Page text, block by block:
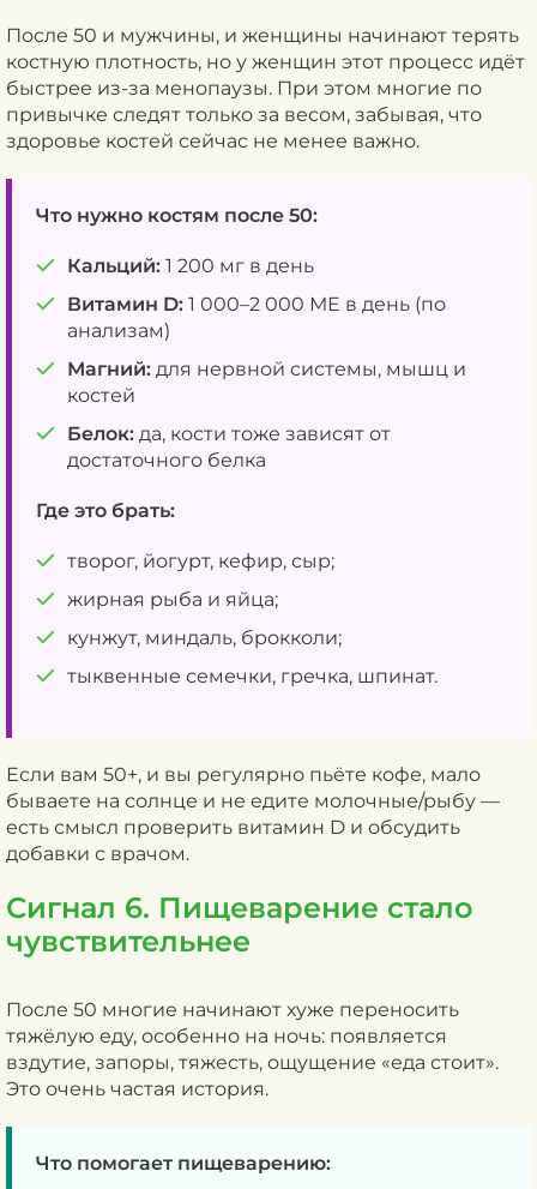
После 50 и мужчины, и женщины начинают терять
костную плотность, но у женщин этот процесс идёт
быстрее из-за менопаузы. При этом многие по
привычке следят только за весом, забывая, что
здоровье костей сейчас не менее важно.
Что нужно костям после 50:
Кальций: 1 200 мг в день
Витамин D: 1 000–2 000 МЕ в день (по
анализам)
Магний: для нервной системы, мышц и
костей
Белок: да, кости тоже зависят от
достаточного белка
Где это брать:
творог, йогурт, кефир, сыр;
жирная рыба и яйца;
кунжут, миндаль, брокколи;
тыквенные семечки, гречка, шпинат.
Если вам 50+, и вы регулярно пьёте кофе, мало
бываете на солнце и не едите молочные/рыбу —
есть смысл проверить витамин D и обсудить
добавки с врачом.
Сигнал 6. Пищеварение стало
чувствительнее
После 50 многие начинают хуже переносить
тяжёлую еду, особенно на ночь: появляется
вздутие, запоры, тяжесть, ощущение «еда стоит».
Это очень частая история.
Что помогает пищеварению: